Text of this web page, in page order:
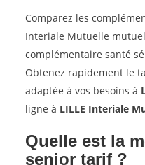
Comparez les
Interiale Mutuelle
complémentaire santé
Obtenez rapidement le
adaptée à vos besoins à
ligne à LILLE Interiale
Quelle est la
senior tarif ?